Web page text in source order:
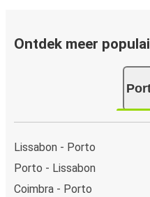
onze verkooppunten kun je
Ontdek meer
Lissabon - Porto
Porto - Lissabon
Coimbra - Porto